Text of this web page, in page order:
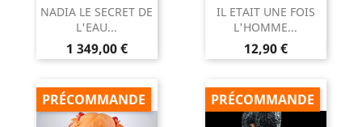
NADIA LE SECRET DE
L'EAU...
Prix
1 349,00 €
IL ETAIT UNE FOIS
L'HOMME...
Prix
12,90 €
PRÉCOMMANDE PRÉCOMMANDE